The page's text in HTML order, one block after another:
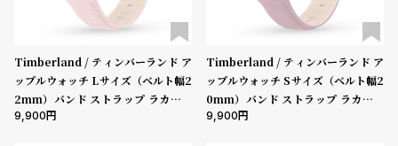
Timberland / ティンバーランド ア
ップルウォッチ Lサイズ（ベルト幅2
2mm）バンド ストラップ ラカンド
ン ピンク レザー ［対応ケース：44
9,900
Timberland / ティンバーランド ア
ップルウォッチ Sサイズ（ベルト幅2
0mm）バンド ストラップ ラカンド
ン マゼンタ レザー ［対応ケース：3
9,900